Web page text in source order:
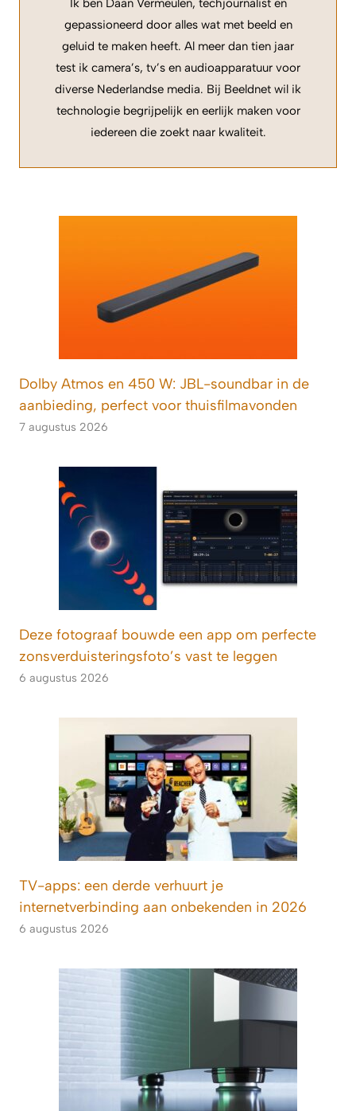
Ik ben Daan Vermeulen, techjournalist en
gepassioneerd door alles wat met beeld en
geluid te maken heeft. Al meer dan tien jaar
test ik camera’s, tv’s en audioapparatuur voor
diverse Nederlandse media. Bij Beeldnet wil ik
technologie begrijpelijk en eerlijk maken voor
iedereen die zoekt naar kwaliteit.
Dolby Atmos en 450 W: JBL-soundbar in de
aanbieding, perfect voor thuisfilmavonden
7 augustus 2026
Deze fotograaf bouwde een app om perfecte
zonsverduisteringsfoto’s vast te leggen
6 augustus 2026
TV-apps: een derde verhuurt je
internetverbinding aan onbekenden in 2026
6 augustus 2026